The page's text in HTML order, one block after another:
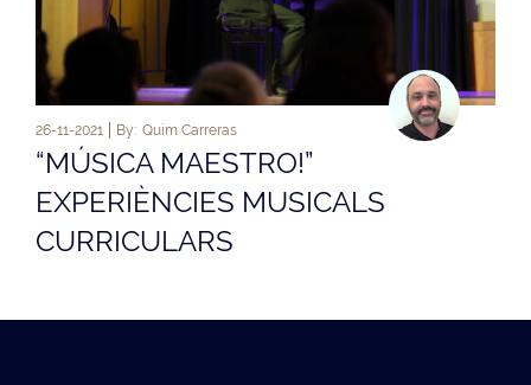
26-11-2021 By: Quim Carreras
“MÚSICA MAESTRO!”
EXPERIÈNCIES MUSICALS
CURRICULARS